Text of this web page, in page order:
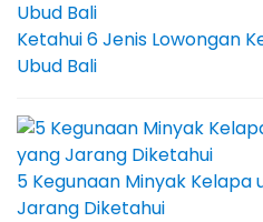
Ketahui 6 Jenis Lowongan
Ubud Bali
5 Kegunaan Minyak
Jarang Diketahui